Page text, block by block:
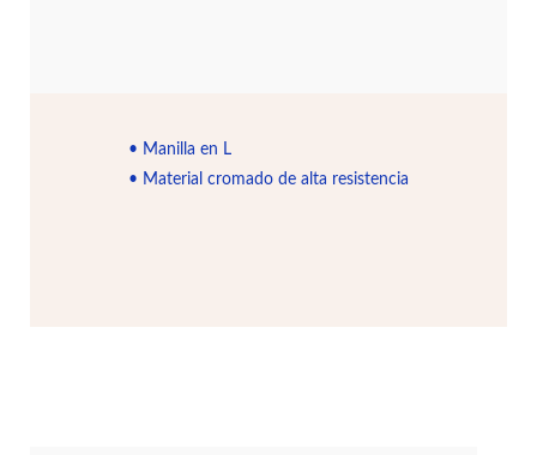
• Manilla en L
• Material cromado de alta resistencia